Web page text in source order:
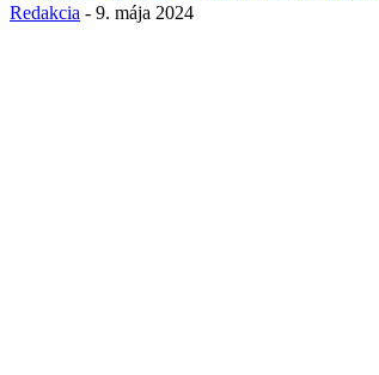
Redakcia - 9. mája 2024